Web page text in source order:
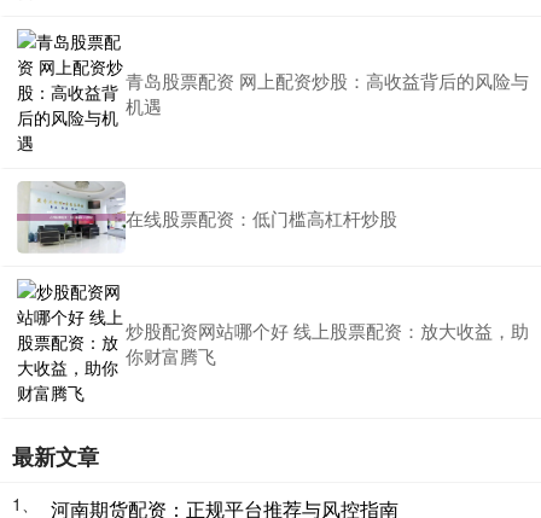
青岛股票配资 网上配资炒股：高收益背后的风险与
机遇
在线股票配资：低门槛高杠杆炒股
炒股配资网站哪个好 线上股票配资：放大收益，助
你财富腾飞
最新文章
1、 河南期货配资：正规平台推荐与风控指南